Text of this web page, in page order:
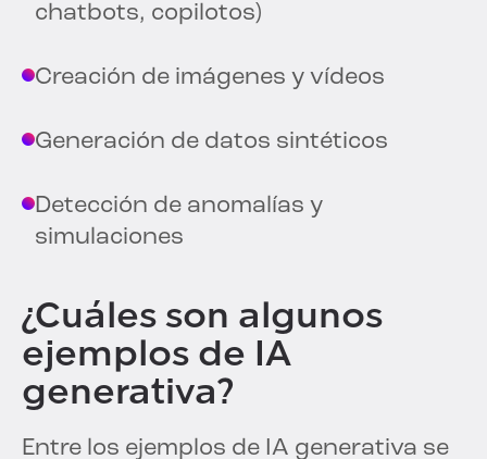
chatbots, copilotos)
Creación de imágenes y vídeos
Generación de datos sintéticos
Detección de anomalías y
simulaciones
¿Cuáles son algunos
ejemplos de IA
generativa?
Entre los ejemplos de IA generativa se